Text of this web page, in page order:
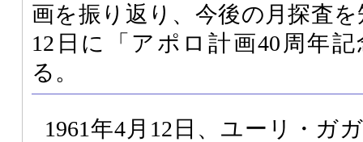
画を振り返り、今後の月探査
12日に「アポロ計画40周年
る。
1961年4月12日、ユーリ・ガ